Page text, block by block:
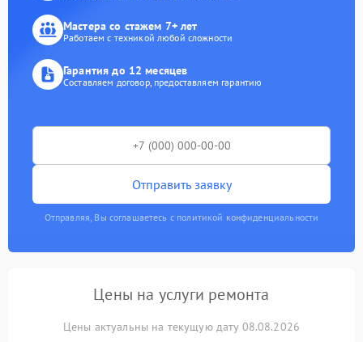
Мастера со стажем 7+ лет
Работаем с техникой любой сложности
Гарантия до 12 месяцев
Составляем договор, предоставляем гарантию
Отправить заявку
Отправляя, Вы соглашаетесь с политикой конфиденциальности
Цены на услуги ремонта
Цены актуальны на текущую дату 08.08.2026